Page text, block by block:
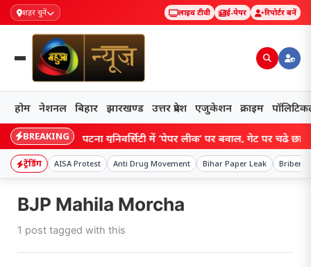
शहर चुनें लाइव टीवी ई-पेपर रिपोर्टर बनें
होम नेशनल बिहार झारखण्ड उत्तर प्रदेश एजुकेशन क्राइम
BREAKING
Bihar: पटना यूनिवर्सिटी में ‘पेपर लीक’ पर बवाल, गेट पर चढ़े छात्र,
ट्रेंडिंग AISA Protest Anti Drug Movement Bihar Paper Leak Bribery
BJP Mahila Morcha
1 post tagged with this